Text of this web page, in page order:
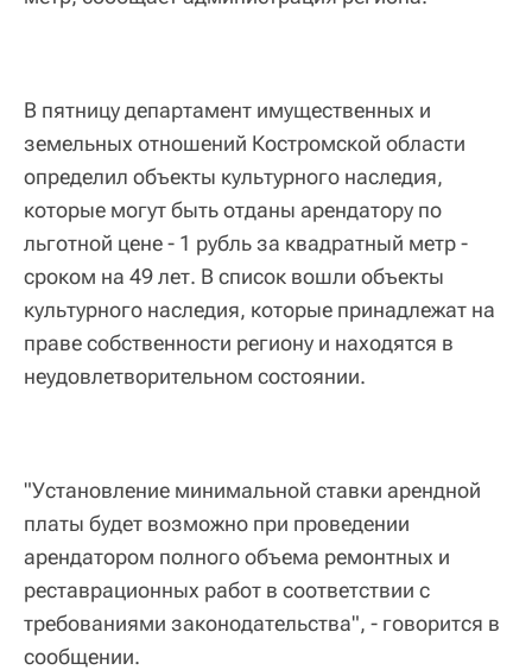
В пятницу департамент имущественных и
земельных отношений Костромской области
определил объекты культурного наследия,
которые могут быть отданы арендатору по
льготной цене - 1 рубль за квадратный метр -
сроком на 49 лет. В список вошли объекты
культурного наследия, которые принадлежат на
праве собственности региону и находятся в
неудовлетворительном состоянии.
"Установление минимальной ставки арендной
платы будет возможно при проведении
арендатором полного объема ремонтных и
реставрационных работ в соответствии с
требованиями законодательства", - говорится в
сообщении.